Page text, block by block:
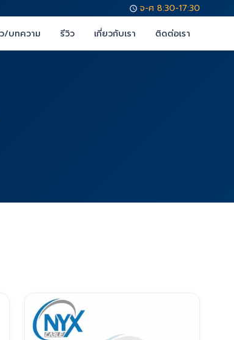
จ-ศ 8:30-17:30
/บทความ รีวิว เกี่ยวกับเรา ติดต่อเรา